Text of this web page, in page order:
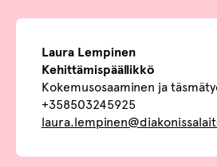
Laura Lempinen
Kehittämispäällikkö
Kokemusosaaminen ja
+358503245925